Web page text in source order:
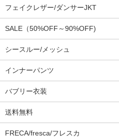
フェイクレザー/ダンサーJKT
SALE（50%OFF～90%OFF)
シースルー/メッシュ
インナーパンツ
バブリー衣装
送料無料
FRECA/fresca/フレスカ